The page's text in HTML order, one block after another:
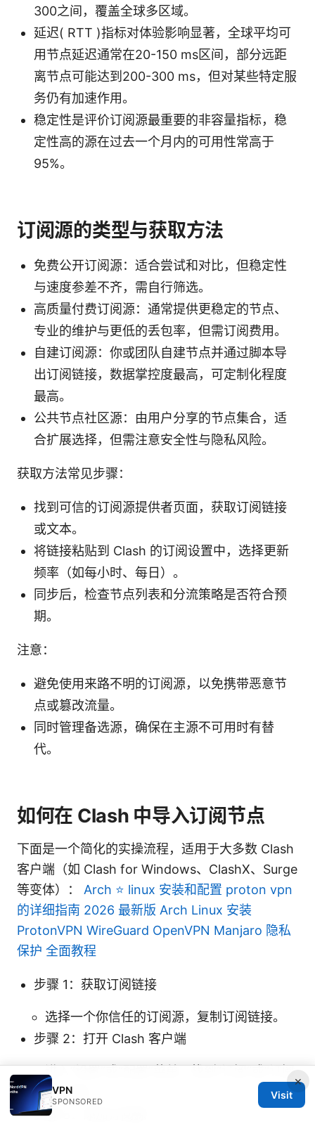
300之间，覆盖全球多区域。
延迟( RTT )指标对体验影响显著，全球平均可
用节点延迟通常在20-150 ms区间，部分远距
离节点可能达到200-300 ms，但对某些特定服
务仍有加速作用。
稳定性是评价订阅源最重要的非容量指标，稳
定性高的源在过去一个月内的可用性常高于
95%。
订阅源的类型与获取方法
免费公开订阅源：适合尝试和对比，但稳定性
与速度参差不齐，需自行筛选。
高质量付费订阅源：通常提供更稳定的节点、
专业的维护与更低的丢包率，但需订阅费用。
自建订阅源：你或团队自建节点并通过脚本导
出订阅链接，数据掌控度最高，可定制化程度
最高。
公共节点社区源：由用户分享的节点集合，适
合扩展选择，但需注意安全性与隐私风险。
获取方法常见步骤：
找到可信的订阅源提供者页面，获取订阅链接
或文本。
将链接粘贴到 Clash 的订阅设置中，选择更新
频率（如每小时、每日）。
同步后，检查节点列表和分流策略是否符合预
期。
注意：
避免使用来路不明的订阅源，以免携带恶意节
点或篡改流量。
同时管理备选源，确保在主源不可用时有替
代。
如何在 Clash 中导入订阅节点
下面是一个简化的实操流程，适用于大多数 Clash
客户端（如 Clash for Windows、ClashX、Surge
等变体）： Arch ⭐ linux 安装和配置 proton vpn
的详细指南 2026 最新版 Arch Linux 安装
ProtonVPN WireGuard OpenVPN Manjaro 隐私
保护 全面教程
步骤 1：获取订阅链接
选择一个你信任的订阅源，复制订阅链接。
步骤 2：打开 Clash 客户端
进入“设置”或“配置”菜单，找到“订阅”或“订阅
源”选项。
步骤 3：添加订阅源
×
VPN
SPONSORED
Visit